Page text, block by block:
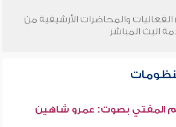
والمحاضرات الأرشيفية من
البث المباشر
المفتي بصوت: عمرو شاهين